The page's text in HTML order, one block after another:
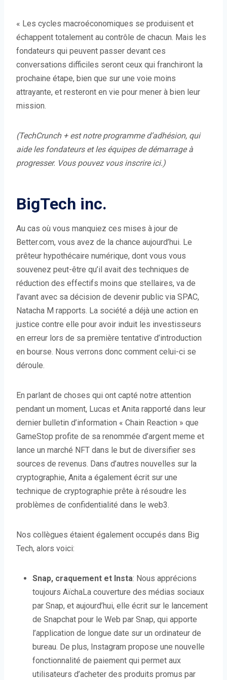
o
u
v
e
l
l
« Les cycles macroéconomiques se produisent et
échappent totalement au contrôle de chacun. Mais les
fondateurs qui peuvent passer devant ces
conversations difficiles seront ceux qui franchiront la
prochaine étape, bien que sur une voie moins
attrayante, et resteront en vie pour mener à bien leur
mission.
(TechCrunch + est notre programme d’adhésion, qui
aide les fondateurs et les équipes de démarrage à
progresser. Vous pouvez vous inscrire ici.)
BigTech inc.
Au cas où vous manquiez ces mises à jour de
Better.com, vous avez de la chance aujourd’hui. Le
prêteur hypothécaire numérique, dont vous vous
souvenez peut-être qu’il avait des techniques de
réduction des effectifs moins que stellaires, va de
l’avant avec sa décision de devenir public via SPAC,
Natacha M rapports. La société a déjà une action en
justice contre elle pour avoir induit les investisseurs
en erreur lors de sa première tentative d’introduction
en bourse. Nous verrons donc comment celui-ci se
déroule.
En parlant de choses qui ont capté notre attention
pendant un moment, Lucas et Anita rapporté dans leur
dernier bulletin d’information « Chain Reaction » que
GameStop profite de sa renommée d’argent meme et
lance un marché NFT dans le but de diversifier ses
sources de revenus. Dans d’autres nouvelles sur la
cryptographie, Anita a également écrit sur une
technique de cryptographie prête à résoudre les
problèmes de confidentialité dans le web3.
Nos collègues étaient également occupés dans Big
Tech, alors voici:
Snap, craquement et Insta: Nous apprécions
toujours AïchaLa couverture des médias sociaux
par Snap, et aujourd’hui, elle écrit sur le lancement
de Snapchat pour le Web par Snap, qui apporte
l’application de longue date sur un ordinateur de
bureau. De plus, Instagram propose une nouvelle
fonctionnalité de paiement qui permet aux
utilisateurs d’acheter des produits promus par